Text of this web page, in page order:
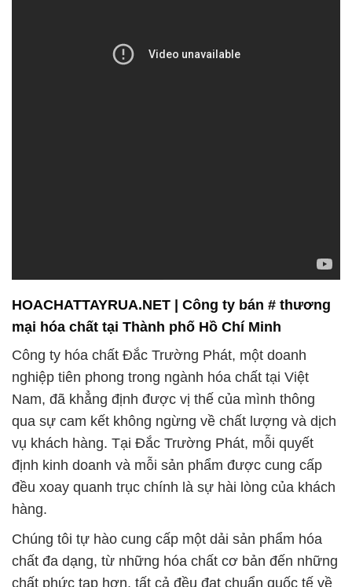
nghiệp tiên phong trong ngành hóa chất tại Việt
Nam, đã khẳng định được vị thế của mình thông
qua sự cam kết không ngừng về chất lượng và dịch
vụ khách hàng. Tại Đắc Trường Phát, mỗi quyết
định kinh doanh và mỗi sản phẩm được cung cấp
đều xoay quanh trục chính là sự hài lòng của khách
Chúng tôi tự hào cung cấp một dải sản phẩm hóa
chất đa dạng, từ những hóa chất cơ bản đến những
chất phức tạp hơn, tất cả đều đạt chuẩn quốc tế về
độ tinh khiết và đáng tin cậy. Mỗi sản phẩm trước
khi đến tay khách hàng đều trải qua quá trình kiểm
định nghiêm ngặt, đảm bảo tuân thủ các tiêu chuẩn
an toàn và bảo vệ môi trường.